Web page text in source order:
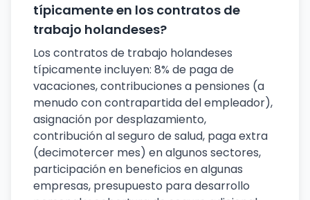
típicamente en los contratos de
trabajo holandeses?
Los contratos de trabajo holandeses
típicamente incluyen: 8% de paga de
vacaciones, contribuciones a pensiones (a
menudo con contrapartida del empleador),
asignación por desplazamiento,
contribución al seguro de salud, paga extra
(decimotercer mes) en algunos sectores,
participación en beneficios en algunas
empresas, presupuesto para desarrollo